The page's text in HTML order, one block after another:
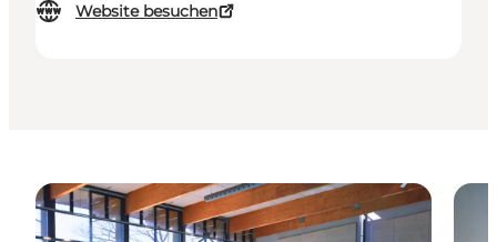
Website besuchen